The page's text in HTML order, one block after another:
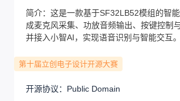
简介： 这是一款基于SF32LB52模组的智
成麦克风采集、功放音频输出、按键控制
并接入小智AI，实现语音识别与智能交互。
第十届立创电子设计开源大赛
开源协议： Public Domain